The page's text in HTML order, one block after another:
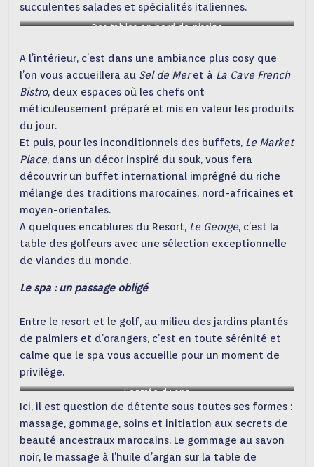
succulentes salades et spécialités italiennes.
Des tables en bord de piscine
A l’intérieur, c’est dans une ambiance plus cosy que
l’on vous accueillera au Sel de Meret à La Cave French
Bistro, deux espaces où les chefs ont
méticuleusement préparé et mis en valeur les produits
du jour.
Et puis, pour les inconditionnels des buffets, Le Market
Place, dans un décor inspiré du souk, vous fera
découvrir un buffet international imprégné du riche
mélange des traditions marocaines, nord-africaines et
moyen-orientales.
A quelques encablures du Resort, Le George, c’est la
table des golfeurs avec une sélection exceptionnelle
de viandes du monde.
Le spa : un passage obligé
Entre le resort et le golf, au milieu des jardins plantés
de palmiers et d’orangers, c’est en toute sérénité et
calme que le spa vous accueille pour un moment de
privilège.
L’entrée du spa
Ici, il est question de détente sous toutes ses formes :
massage, gommage, soins et initiation aux secrets de
beauté ancestraux marocains. Le gommage au savon
noir, le massage à l’huile d’argan sur la table de